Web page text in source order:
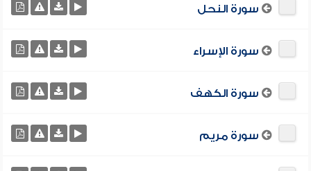
سورة النحل
سورة الإسراء
سورة الكهف
سورة مريم